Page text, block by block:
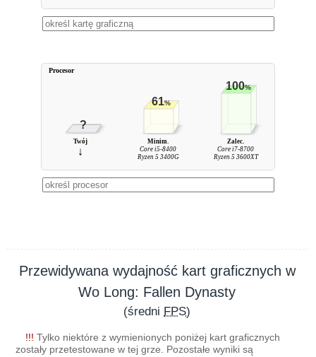
?
61%
100%
Twój
↓
Minim.
Core i5-8400
Ryzen 5 3400G
Zalec.
Core i7-8700
Ryzen 5 3600XT
Procesor
Przewidywana wydajność kart graficznych w
Wo Long: Fallen Dynasty
(średni FPS)
!!! Tylko niektóre z wymienionych poniżej kart graficznych
zostały przetestowane w tej grze. Pozostałe wyniki są